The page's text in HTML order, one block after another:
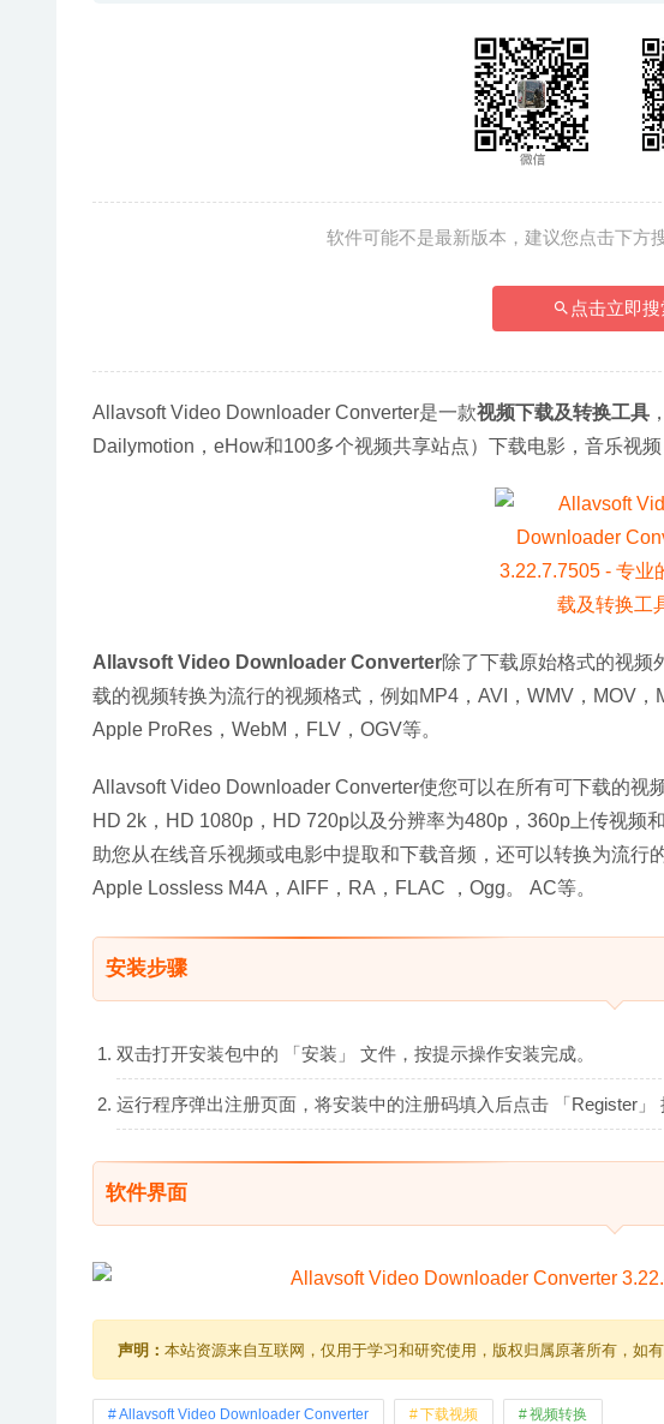
软件可能不是最新版本，建议您点击下方
点击立即搜
Allavsoft Video Downloader Converter是一款视频下载及转换工具
Dailymotion，eHow和100多个视频共享站点）下载电影，音乐视
Allavsoft Video Downloader Converter除了下载原始格式的视频
载的视频转换为流行的视频格式，例如MP4，AVI，WMV，MOV
Apple ProRes，WebM，FLV，OGV等。
Allavsoft Video Downloader Converter使您可以在所有可下载的视
HD 2k，HD 1080p，HD 720p以及分辨率为480p，360p上传视频
助您从在线音乐视频或电影中提取和下载音频，还可以转换为流行
Apple Lossless M4A，AIFF，RA，FLAC ，Ogg。 AC等。
安装步骤
双击打开安装包中的 「安装」 文件，按提示操作安装完成。
运行程序弹出注册页面，将安装中的注册码填入后点击 「Register」
软件界面
声明： 本站资源来自互联网，仅用于学习和研究使用，版权归属原著所有，如
Allavsoft Video Downloader Converter 下载视频 视频转换